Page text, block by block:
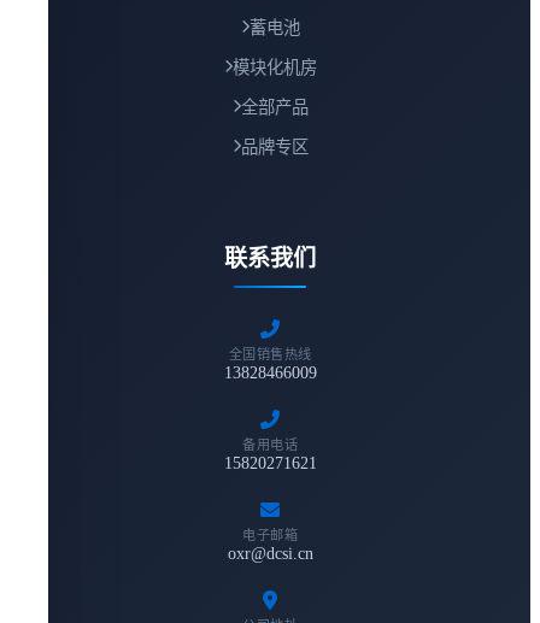
蓄电池
模块化机房
全部产品
品牌专区
联系我们
全国销售热线
13828466009
备用电话
15820271621
电子邮箱
oxr@dcsi.cn